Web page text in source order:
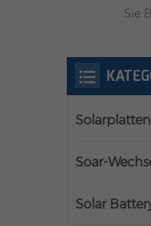
Sie
Solarplatten
Soar-
Solar